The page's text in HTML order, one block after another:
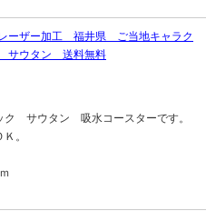
ーザー加工 福井県 ご当地キャラク
サウタン 送料無料
サウタン 吸水コースターです。
。